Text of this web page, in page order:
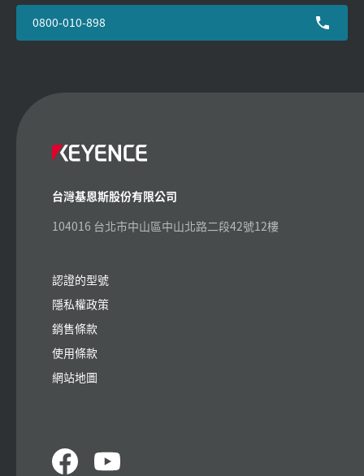
0800-010-898
台灣基恩斯股份有限公司
104016 台北市中山區中山北路二段42號12樓
認證的型號
隱私權政策
銷售條款
使用條款
網站地圖